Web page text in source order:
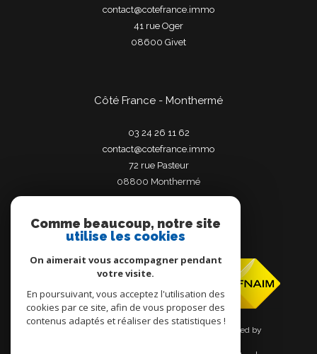
contact@cotefrance.immo
41 rue Oger
08600
givet
Côté France - Monthermé
03 24 26 11 62
contact@cotefrance.immo
72 rue Pasteur
08800
monthermé
Adhérents
© 2026 | Tous droits réservés | Traduction powered by
Comme beaucoup, notre site
utilise les cookies
On aimerait vous accompagner pendant
votre visite.
En poursuivant, vous acceptez l'utilisation des
cookies par ce site, afin de vous proposer des
contenus adaptés et réaliser des statistiques !